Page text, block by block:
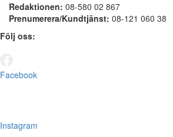
Redaktionen: 08-580 02 867
Prenumerera/Kundtjänst: 08-121 060 38
Följ oss:
Facebook
Instagram